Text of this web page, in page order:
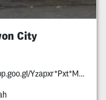
City
Jl. Mutiara I Blok C-* No.** Https://Maps.app.goo.gl/Yzapxr*Pxt*Mmpja*